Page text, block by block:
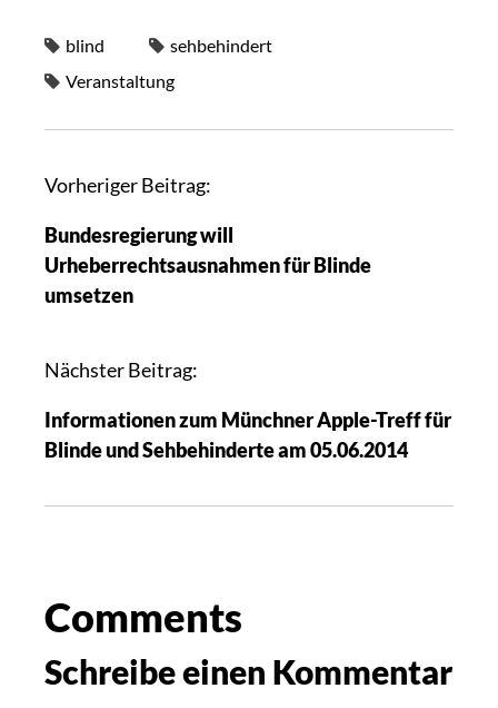
blind
sehbehindert
Veranstaltung
Vorheriger Beitrag:
Bundesregierung will
Urheberrechtsausnahmen für Blinde
umsetzen
Nächster Beitrag:
Informationen zum Münchner Apple-Treff für
Blinde und Sehbehinderte am 05.06.2014
Comments
Schreibe einen Kommentar